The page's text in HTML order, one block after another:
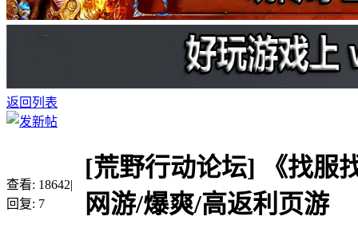
返回列表
查看: 18642|
回复: 7
[荒野行动论坛]
《找服
网游/爆爽/高返利页游